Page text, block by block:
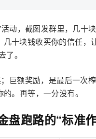
动，截图发群里，几十
十块钱收买你的信任，
。
巨额奖励，是最后一次
。再等，一分没有。
跑路的“标准